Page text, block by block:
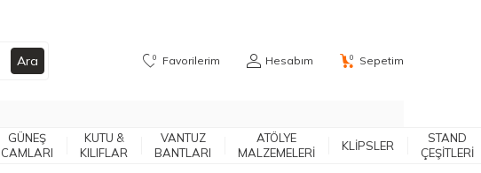
Ara 0 Favorilerim Hesabım 0 Sepetim
GÜNEŞ
CAMLARI
KUTU &
KILIFLAR
VANTUZ
BANTLARI
ATÖLYE
MALZEMELERİ
KLIPSLER
STAND
ÇEŞITLERI